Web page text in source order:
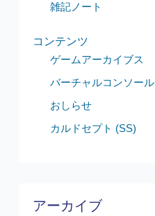
雑記ノート
コンテンツ
ゲームアーカイブス
バーチャルコンソール
おしらせ
カルドセプト (SS)
アーカイブ